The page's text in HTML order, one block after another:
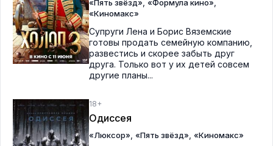
«Пять звёзд» «Формула кино»
«Киномакс»
Супруги Лена и Борис Вяземские
готовы продать семейную компанию,
развестись и скорее забыть друг
друга. Только вот у их детей совсем
другие планы...
18+
Одиссея
«Люксор» «Пять звёзд» «Киномакс»